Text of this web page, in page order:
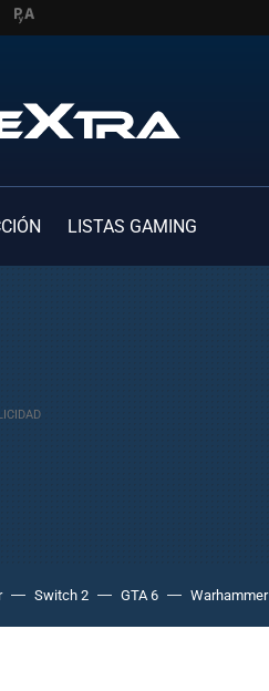
LISTAS GAMING
Switch 2 GTA 6 Warhammer